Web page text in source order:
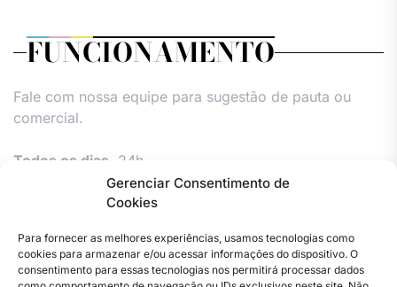
Gerenciar Consentimento de
Cookies
Para fornecer as melhores experiências, usamos tecnologias como
cookies para armazenar e/ou acessar informações do dispositivo. O
consentimento para essas tecnologias nos permitirá processar dados
FUNCIONAMENTO
Fale com nossa equipe para sugestão de pauta ou
comercial.
Todos os dias, 24h.